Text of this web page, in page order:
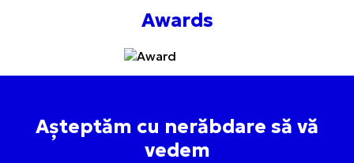
Așteptăm cu nerăbdare să vă
vedem
Awards